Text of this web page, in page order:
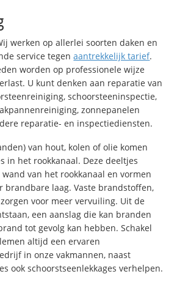
werken op allerlei soorten daken en
service tegenaantrekkelijk tarief.
worden op professionele wijze
U kunt denken aan reparatie van
schoorsteeninspectie,
zonnepanelen
reparatie- en inspectiediensten.
van hout, kolen of olie komen
in het rookkanaal. Deze deeltjes
van het rookkanaal en vormen
brandbare laag. Vaste brandstoffen,
voor meer vervuiling. Uit de
een aanslag die kan branden
tot gevolg kan hebben. Schakel
altijd een ervaren
in onze vakmannen, naast
ook schoorstseenlekkages verhelpen.